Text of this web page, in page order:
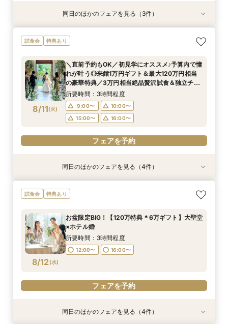
特典あり
8/10(月)
【初めて会場見学のおふたりも安心◆最大120万
円BIG豪華特典×来館ギフト5万円】貸切ガーデン
海老×特製カヌレ含む絶品3万円相当試食付！マ
イナビ限定特典
所要時間：3時間程度
12:00〜 16:00〜
フェアを予約
特典あり
8/10(月)
＼初見学がお得／予算重視の方必見◎じっくり相
談会
12:00〜 16:00〜
フェアを予約
特典あり
8/10(月)
アットホームな家族婚が叶う少人数フェア*豪華
試食付
12:00〜 16:00〜
フェアを予約
同日のほかのフェアを見る（3件）
試食会 特典あり
8/11(火)
＼直前予約もOK／初見学にオススメ♪予算内で憧
れが叶う◎来館1万円ギフト＆最大120万円相当
の豪華特典／3万円相当絶品贅沢試食＆独立チャ
ペル・貸切ガーデンご見学＆安心見積もり相談◆
マイナビ限定特典
所要時間：3時間程度
9:00〜
10:00〜
15:00〜
16:00〜
フェアを予約
特典あり
8/11(火)
【地元で紡ぐWedding】豪華和牛試食付◆成約
で最大120万相当12大BIG豪華特典◎独立チャペ
む映えるスポットをご提案♪
所要時間：3時間程度
15:00〜
16:00〜
特典あり
8/11(火)
【少人数専用 All in one Wedding】＼追加料金
なしで叶える／家族婚100万円プラン
9:00〜
15:00〜
16:00〜
特典あり
8/11(火)
＼お盆ＳＰ／憧れの大聖堂！120万特典＊6万ギ
フト＆豪華試食
9:00〜
15:00〜
16:00〜
特典あり
8/11(火)
マイナビ限定特典◆月1BIGフェア★来館特典5万
円【絶品3万円料理試食*最大120万円相当の12大
ご見学＆見積もり相談まで♪
所要時間：3時間程度
同日のほかのフェアを見る（4件）
試食会 特典あり
8/12(水)
お盆限定BIG！【120万特典＊6万ギフト】大聖堂
×ホテル婚
所要時間：3時間程度
12:00〜 16:00〜
フェアを予約
特典あり
特典あり
特典あり
特典あり同日のほかのフェアを見る（4件）